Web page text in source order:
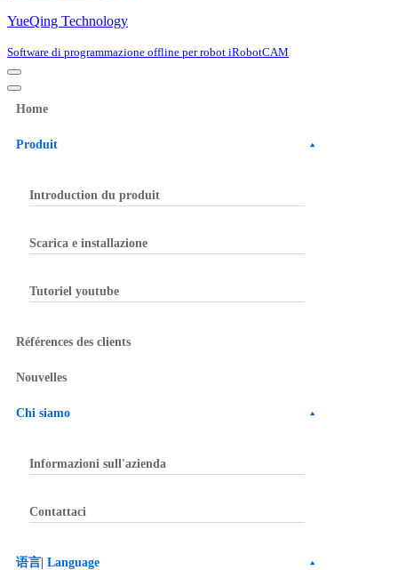
YueQing Technology
Software di programmazione offline per robot iRobotCAM
Navigation
Menu
Navigation
Menu
Home
Produit
Introduction du produit
Scarica e installazione
Tutoriel youtube
Références des clients
Nouvelles
Chi siamo
Informazioni sull'azienda
Contattaci
语言| Language